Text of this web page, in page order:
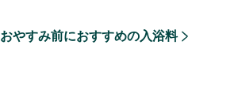
おやすみ前におすすめの入浴料